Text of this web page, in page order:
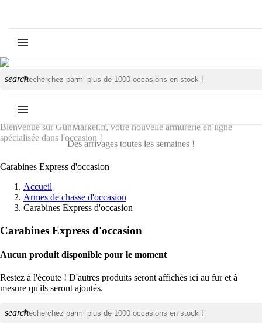
search
Bienvenue sur GunMarket.fr, votre nouvelle armurerie en ligne
spécialisée dans l'occasion !
Des arrivages toutes les semaines !
Carabines Express d'occasion
Accueil
Armes de chasse d'occasion
Carabines Express d'occasion
Carabines Express d'occasion
Aucun produit disponible pour le moment
Restez à l'écoute ! D'autres produits seront affichés ici au fur et à
mesure qu'ils seront ajoutés.
search